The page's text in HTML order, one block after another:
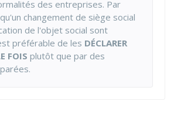
des entreprises. Par
changement de siège social
de l'objet social sont
préférable de les DÉCLARER
FOIS plutôt que par des